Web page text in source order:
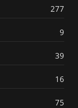
277
9
39
16
75